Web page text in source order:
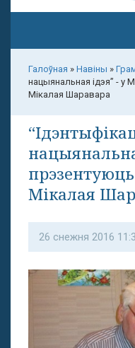
Галоўная » Навіны »
нацыянальная ідэя” - у
Мікалая Шаравара
Мікалая
26 снежня 2016